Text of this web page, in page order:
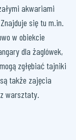
akwariami
się tu m.in.
w obiekcie
dla żaglówek,
zgłębiać tajniki
także zajęcia
warsztaty.